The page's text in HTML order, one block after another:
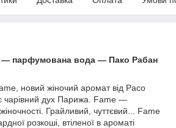
— парфумована вода — Пако Рабан
новий жіночий аромат від Paco
чарівний дух Парижа. Fame —
Грайливий, чуттєвий... Fame
розкоші, втіленої в ароматі